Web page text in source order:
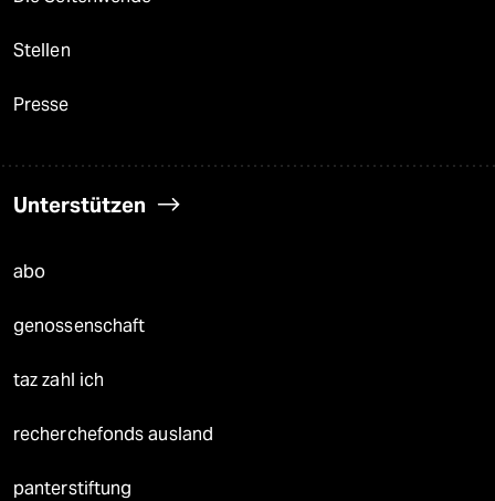
Stellen
Presse
Unterstützen
abo
genossenschaft
taz zahl ich
recherchefonds ausland
panterstiftung